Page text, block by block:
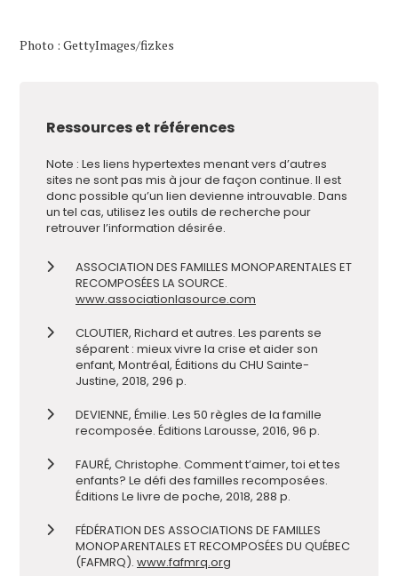
Photo : GettyImages/fizkes
Ressources et références
Note : Les liens hypertextes menant vers d’autres
sites ne sont pas mis à jour de façon continue. Il est
donc possible qu’un lien devienne introuvable. Dans
un tel cas, utilisez les outils de recherche pour
retrouver l’information désirée.
ASSOCIATION DES FAMILLES MONOPARENTALES ET
RECOMPOSÉES LA SOURCE.
www.associationlasource.com
CLOUTIER, Richard et autres. Les parents se
séparent : mieux vivre la crise et aider son
enfant, Montréal, Éditions du CHU Sainte-
Justine, 2018, 296 p.
DEVIENNE, Émilie. Les 50 règles de la famille
recomposée. Éditions Larousse, 2016, 96 p.
FAURÉ, Christophe. Comment t’aimer, toi et tes
enfants? Le défi des familles recomposées.
Éditions Le livre de poche, 2018, 288 p.
FÉDÉRATION DES ASSOCIATIONS DE FAMILLES
MONOPARENTALES ET RECOMPOSÉES DU QUÉBEC
(FAFMRQ). www.fafmrq.org